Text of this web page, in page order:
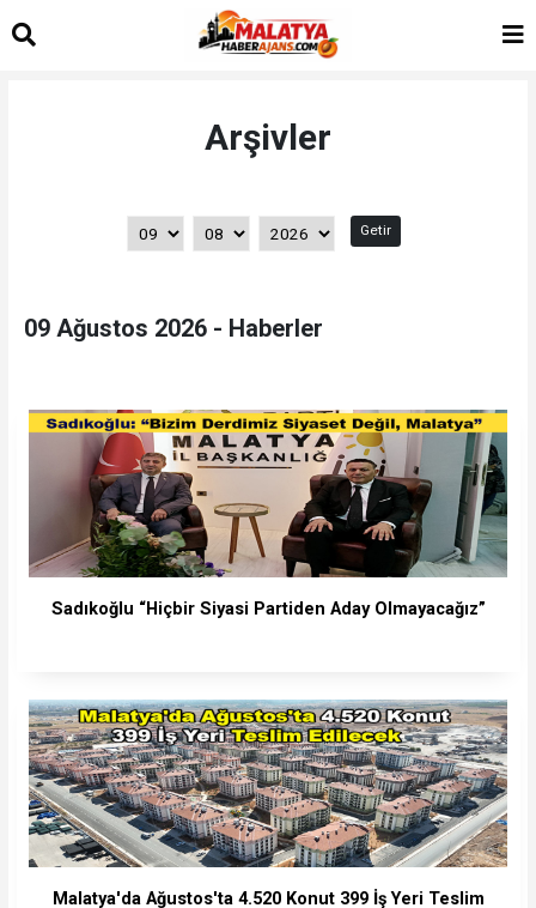
Arşivler
Getir
09 Ağustos 2026 - Haberler
Sadıkoğlu “Hiçbir Siyasi Partiden Aday Olmayacağız”
Malatya'da Ağustos'ta 4.520 Konut 399 İş Yeri Teslim